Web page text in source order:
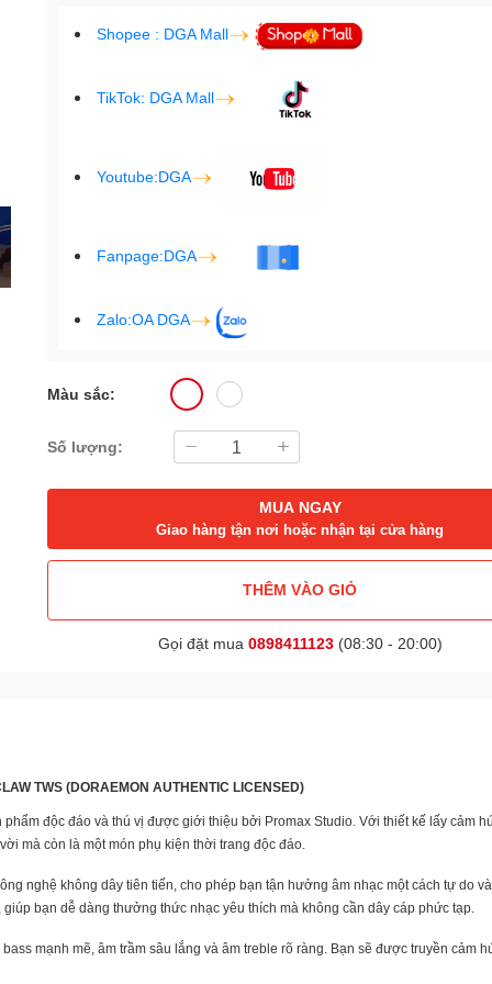
Shopee : DGA Mall
TikTok: DGA Mall
Youtube:DGA
Fanpage:DGA
Zalo:OA DGA
Màu sắc:
Số lượng:
MUA NGAY
Giao hàng tận nơi hoặc nhận tại cửa hàng
THÊM VÀO GIỎ
Gọi đặt mua 0898411123(08:30 - 20:00)
TWS (DORAEMON AUTHENTIC LICENSED)
độc đáo và thú vị được giới thiệu bởi Promax Studio. Với thiết kế lấy cảm
mà còn là một món phụ kiện thời trang độc đáo.
nghệ không dây tiên tiến, cho phép bạn tận hưởng âm nhạc một cách tự do
bạn dễ dàng thưởng thức nhạc yêu thích mà không cần dây cáp phức tạp.
mạnh mẽ, âm trầm sâu lắng và âm treble rõ ràng. Bạn sẽ được truyền cảm